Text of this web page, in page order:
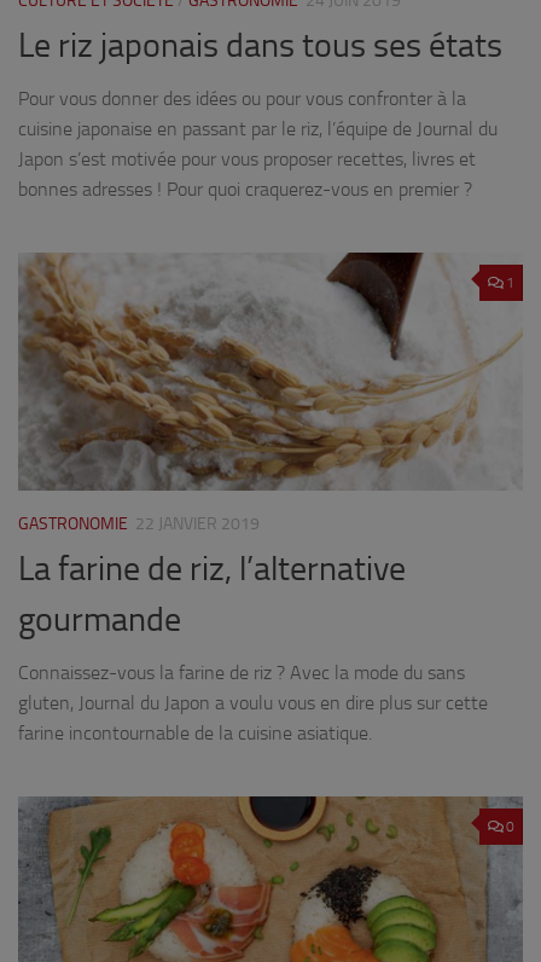
Le riz japonais dans tous ses états
Pour vous donner des idées ou pour vous confronter à la
cuisine japonaise en passant par le riz, l’équipe de Journal du
Japon s’est motivée pour vous proposer recettes, livres et
bonnes adresses ! Pour quoi craquerez-vous en premier ?
1
GASTRONOMIE 22 JANVIER 2019
La farine de riz, l’alternative
gourmande
Connaissez-vous la farine de riz ? Avec la mode du sans
gluten, Journal du Japon a voulu vous en dire plus sur cette
farine incontournable de la cuisine asiatique.
0